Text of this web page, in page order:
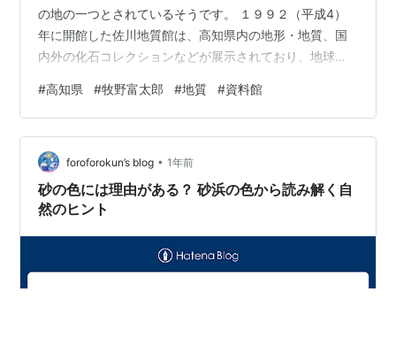
の地の⼀つとされているそうです。 １９９２（平成4）
年に開館した佐川地質館は、高知県内の地形・地質、国
内外の化⽯コレクションなどが展⽰されており、地球と
いきなり「チラノサウルス」 玄関に入るとエントランス
には、いきなり巨大なチラノサウルスが目に飛び込んで
きます。 しかも大きな鳴き声を発しながら、動く巨大な
恐竜です。するどい歯を持ち、草食動物を襲う恐竜の王
者として君臨していたそうです。 その大きな鳴き声と体
躯で動き回っているチラノサウルスは迫…
#高知県 #牧野富太郎 #地質 #資料館
foroforokun’s blog • 1年前
砂の色には理由がある？ 砂浜の色から読み解く自
然のヒント